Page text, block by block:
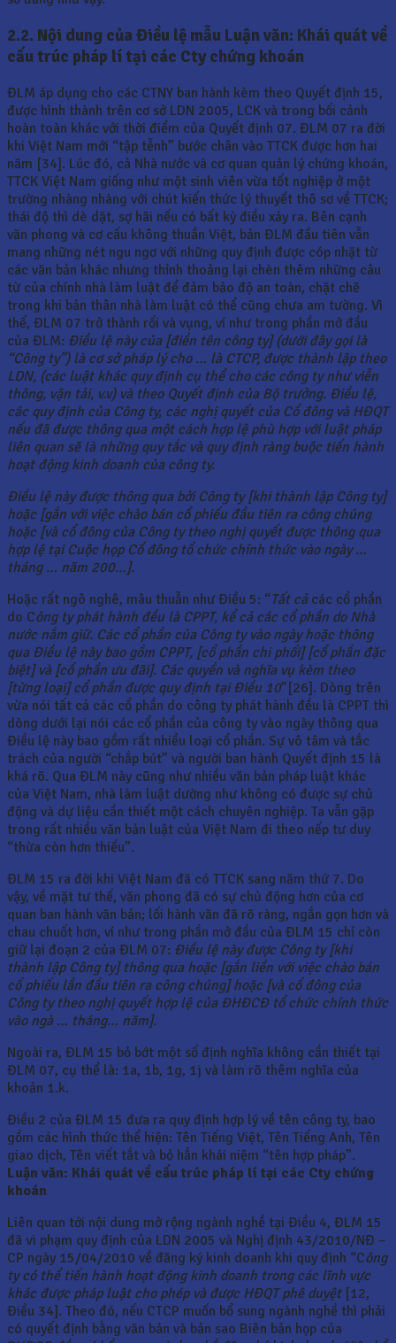
2.2. Nội dung của Điều lệ mẫu Luận văn: Khái quát về
cấu trúc pháp lí tại các Cty chứng khoán
ĐLM áp dụng cho các CTNY ban hành kèm theo Quyết định 15,
được hình thành trên cơ sở LDN 2005, LCK và trong bối cảnh
hoàn toàn khác với thời điểm của Quyết định 07. ĐLM 07 ra đời
khi Việt Nam mới “tập tễnh” bước chân vào TTCK được hơn hai
năm [34]. Lúc đó, cả Nhà nước và cơ quan quản lý chứng khoán,
TTCK Việt Nam giống như một sinh viên vừa tốt nghiệp ở một
trường nhàng nhàng với chút kiến thức lý thuyết thô sơ về TTCK;
thái độ thì dè dặt, sợ hãi nếu có bất kỳ điều xảy ra. Bên cạnh
văn phong và cơ cấu không thuần Việt, bản ĐLM đầu tiên vẫn
mang những nét ngu ngơ với những quy định được cóp nhặt từ
các văn bản khác nhưng thỉnh thoảng lại chèn thêm những câu
từ của chính nhà làm luật để đảm bảo độ an toàn, chặt chẽ
trong khi bản thân nhà làm luật có thể cũng chưa am tường. Vì
thế, ĐLM 07 trở thành rối và vụng, ví như trong phần mở đầu
của ĐLM: Điều lệ này của [điền tên công ty] (dưới đây gọi là
“Công ty”) là cơ sở pháp lý cho … là CTCP, được thành lập theo
LDN, (các luật khác quy định cụ thể cho các công ty như viễn
thông, vận tải, v.v) và theo Quyết định của Bộ trưởng. Điều lệ,
các quy định của Công ty, các nghị quyết của Cổ đông và HĐQT
nếu đã được thông qua một cách hợp lệ phù hợp với luật pháp
liên quan sẽ là những quy tắc và quy định ràng buộc tiến hành
hoạt động kinh doanh của công ty.
Điều lệ này được thông qua bởi Công ty [khi thành lập Công ty]
hoặc [gắn với việc chào bán cổ phiếu đầu tiên ra công chúng
hoặc [và cổ đông của Công ty theo nghị quyết được thông qua
hợp lệ tại Cuộc họp Cổ đông tổ chức chính thức vào ngày …
tháng … năm 200…].
Hoặc rất ngô nghê, mâu thuẫn như Điều 5: “Tất cảcác cổ phần
do Công ty phát hành đều là CPPT, kể cả các cổ phần do Nhà
nước nắm giữ. Các cổ phần của Công ty vào ngày hoặc thông
qua Điều lệ này bao gồm CPPT, [cổ phần chi phối] [cổ phần đặc
biệt] và [cổ phần ưu đãi]. Các quyền và nghĩa vụ kèm theo
[từng loại] cổ phần được quy định tại Điều 10”[26]. Dòng trên
vừa nói tất cả các cổ phần do công ty phát hành đều là CPPT thì
dòng dưới lại nói các cổ phần của công ty vào ngày thông qua
Điều lệ này bao gồm rất nhiều loại cổ phần. Sự vô tâm và tắc
trách của người “chắp bút” và người ban hành Quyết định 15 là
khá rõ. Qua ĐLM này cũng như nhiều văn bản pháp luật khác
của Việt Nam, nhà làm luật dường như không có được sự chủ
động và dự liệu cần thiết một cách chuyên nghiệp. Ta vẫn gặp
trong rất nhiều văn bản luật của Việt Nam đi theo nếp tư duy
“thừa còn hơn thiếu”.
ĐLM 15 ra đời khi Việt Nam đã có TTCK sang năm thứ 7. Do
vậy, về mặt tư thế, văn phong đã có sự chủ động hơn của cơ
quan ban hành văn bản; lối hành văn đã rõ ràng, ngắn gọn hơn và
chau chuốt hơn, ví như trong phần mở đầu của ĐLM 15 chỉ còn
giữ lại đoạn 2 của ĐLM 07: Điều lệ này được Công ty [khi
thành lập Công ty] thông qua hoặc [gắn liền với việc chào bán
cổ phiếu lần đầu tiên ra công chúng] hoặc [và cổ đông của
Công ty theo nghị quyết hợp lệ của ĐHĐCĐ tổ chức chính thức
vào ngà … tháng… năm].
Ngoài ra, ĐLM 15 bỏ bớt một số định nghĩa không cần thiết tại
ĐLM 07, cụ thể là: 1a, 1b, 1g, 1j và làm rõ thêm nghĩa của
khoản 1.k.
Điều 2 của ĐLM 15 đưa ra quy định hợp lý về tên công ty, bao
gồm các hình thức thể hiện: Tên Tiếng Việt, Tên Tiếng Anh, Tên
giao dịch, Tên viết tắt và bỏ hẳn khái niệm “tên hợp pháp”.
Luận văn: Khái quát về cấu trúc pháp lí tại các Cty chứng
khoán
Liên quan tới nội dung mở rộng ngành nghề tại Điều 4, ĐLM 15
đã vi phạm quy định của LDN 2005 và Nghị định 43/2010/NĐ –
CP ngày 15/04/2010 về đăng ký kinh doanh khi quy định “Công
ty có thể tiến hành hoạt động kinh doanh trong các lĩnh vực
khác được pháp luật cho phép và được HĐQT phê duyệt[12,
Điều 34]. Theo đó, nếu CTCP muốn bổ sung ngành nghề thì phải
có quyết định bằng văn bản và bản sao Biên bản họp của